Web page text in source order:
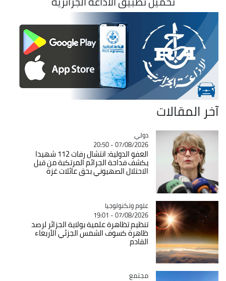
آخر المقالات
Catégorie
دولي
07/08/2026 - 20:50
العفو الدولية: انتشال رفات 112 شهيدا
يكشف فداحة الجرائم المرتكبة من قبل
الاحتلال الصهيوني بحق عائلات غزة
Catégorie
علوم وتكنولوجيا
07/08/2026 - 19:01
تنظيم تظاهرة علمية بولاية الجزائر لرصد
ظاهرة كسوف الشمس الجزئي الأربعاء
القادم
Catégorie
مجتمع